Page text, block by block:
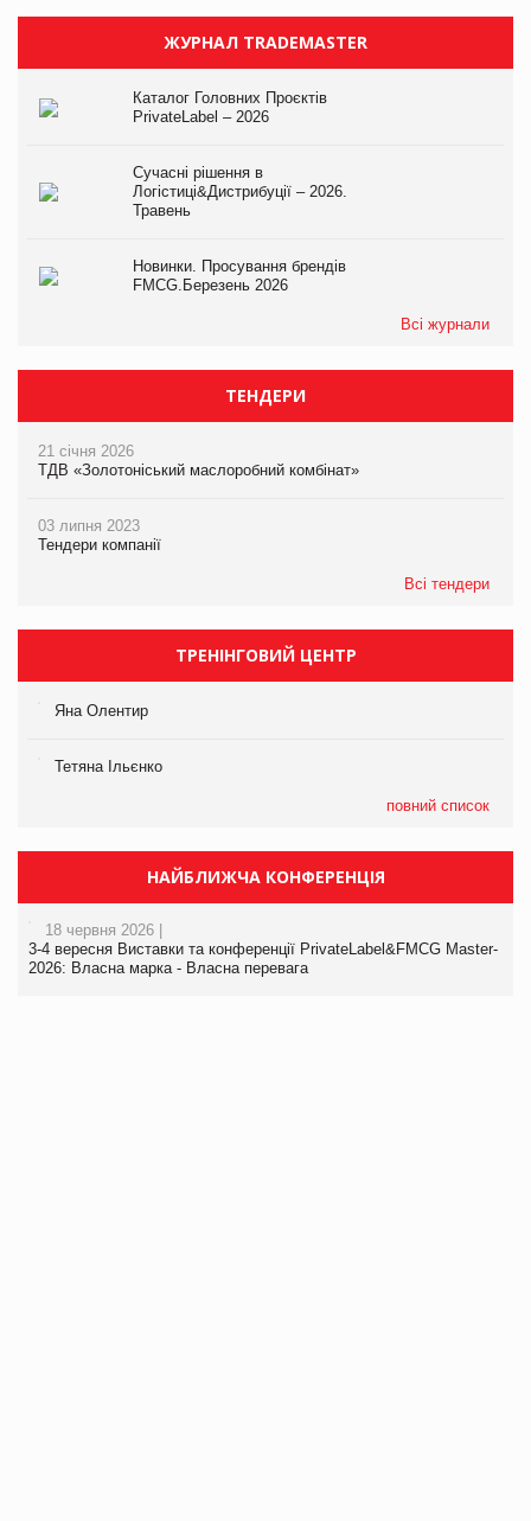
ЖУРНАЛ TRADEMASTER
Каталог Головних Проєктів
PrivateLabel – 2026
Сучасні рішення в
Логістиці&Дистрибуції – 2026.
Травень
Новинки. Просування брендів
FMCG.Березень 2026
Всі журнали
ТЕНДЕРИ
21 січня 2026
ТДВ «Золотоніський маслоробний комбінат»
03 липня 2023
Тендери компанії
Всі тендери
ТРЕНІНГОВИЙ ЦЕНТР
Яна Олентир
Тетяна Ільєнко
повний список
НАЙБЛИЖЧА КОНФЕРЕНЦІЯ
18 червня 2026 |
3-4 вересня Виставки та конференції PrivateLabel&FMCG Master-
2026: Власна марка - Власна перевага